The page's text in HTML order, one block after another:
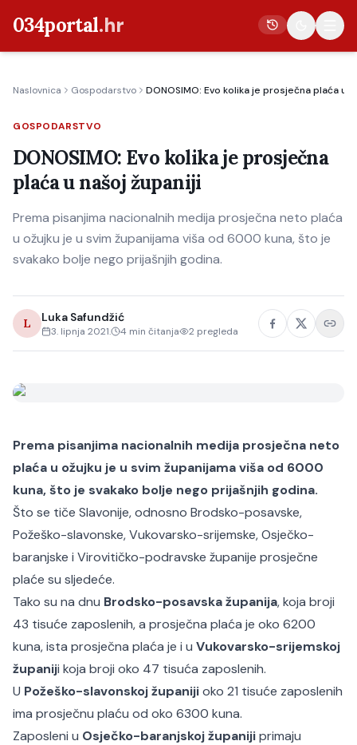
034portal.hr
Crna kronika
Poljoprivreda
Politika
Gospodarstvo
Život
Naslovnica Gospodarstvo DONOSIMO: Evo kolika je prosječna plaća u
GOSPODARSTVO
DONOSIMO: Evo kolika je prosječna
plaća u našoj županiji
Prema pisanjima nacionalnih medija prosječna neto plaća
u ožujku je u svim županijama viša od 6000 kuna, što je
svakako bolje nego prijašnjih godina.
L Luka Safundžić
3. lipnja 2021. 4 min čitanja 2 pregleda
Prema pisanjima nacionalnih medija prosječna neto
plaća u ožujku je u svim županijama viša od 6000
kuna, što je svakako bolje nego prijašnjih godina.
Što se tiče Slavonije, odnosno Brodsko-posavske,
Požeško-slavonske, Vukovarsko-srijemske, Osječko-
baranjske i Virovitičko-podravske županije prosječne
plaće su sljedeće.
Tako su na dnu Brodsko-posavska županija, koja broji
43 tisuće zaposlenih, a prosječna plaća je oko 6200
kuna, ista prosječna plaća je i u Vukovarsko-srijemskoj
županiji koja broji oko 47 tisuća zaposlenih.
U Požeško-slavonskoj županijioko 21 tisuće zaposlenih
ima prosječnu plaću od oko 6300 kuna.
Zaposleni u Osječko-baranjskoj županijiprimaju